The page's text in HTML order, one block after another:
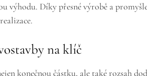
výhodu. Díky přesné výrobě a
na klíč
konečnou částku, ale také rozsah